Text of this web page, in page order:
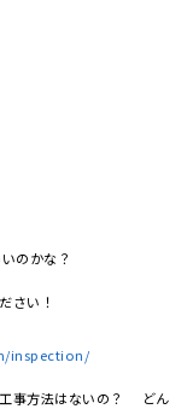
のかな？
さい！
inspection/
事方法はないの？ どん